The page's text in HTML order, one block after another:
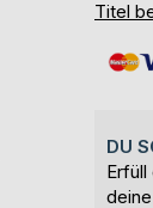
Titel
DU